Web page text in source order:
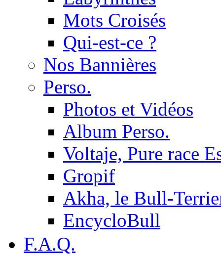
Mots Croisés
Qui-est-ce ?
Nos Bannières
Perso.
Photos et Vidéos
Album Perso.
Voltaje, Pure race
Gropif
Akha, le Bull-
EncycloBull
F.A.Q.